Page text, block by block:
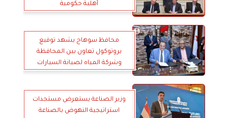
أهلية حكومية
محافظ سوهاج يشهد توقيع
بروتوكول تعاون بين المحافظة
وشركة المياه لصيانة السيارات
وزير الصناعة يستعرض مستجدات
استراتيجية النهوض بالصناعة